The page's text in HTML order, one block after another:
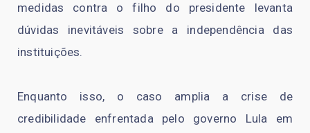
medidas contra o filho do presidente levanta
dúvidas inevitáveis sobre a independência das
instituições.
Enquanto isso, o caso amplia a crise de
credibilidade enfrentada pelo governo Lula em